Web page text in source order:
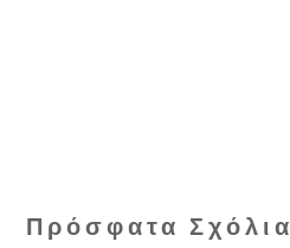
Πρόσφατα Σχόλια